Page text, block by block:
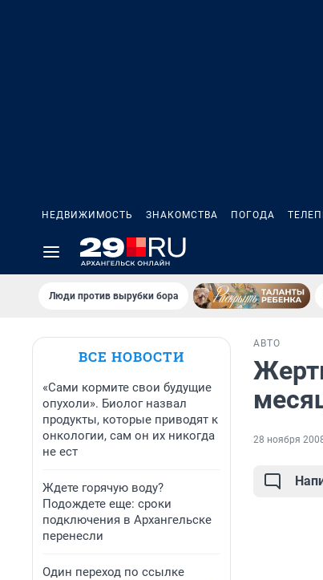
НЕДВИЖИМОСТЬ ЗНАКОМСТВА ПОГОДА
Люди против вырубки бора
ВСЕ НОВОСТИ
«Сами кормите свои будущие
опухоли». Биолог назвал
продукты, которые приводят к
онкологии, сам он их никогда
не ест
Ждете горячую воду?
Подождете еще: сроки
подключения в Архангельске
перенесли
Один переход по ссылке
АВТО
28 ноября